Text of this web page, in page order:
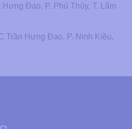
Hưng Đạo, P. Phú Thủy, T. Lâm
Trần Hưng Đạo, P. Ninh Kiều,